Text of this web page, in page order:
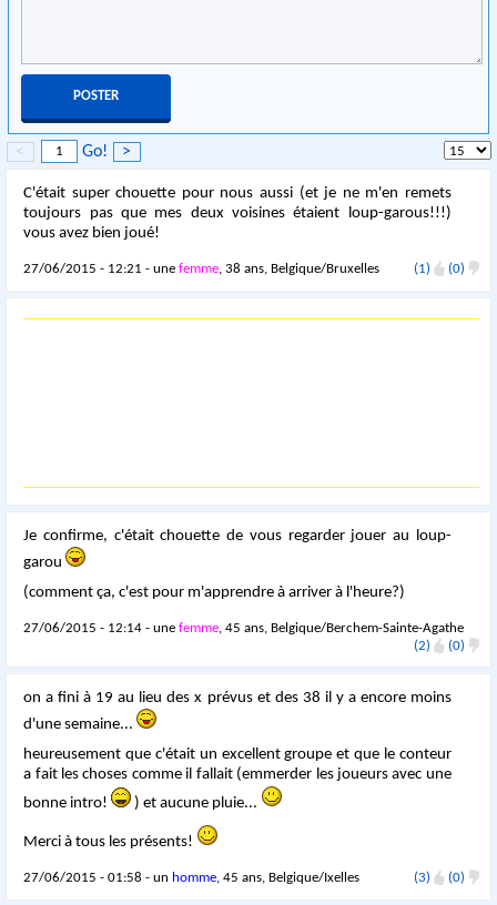
< Go! >
C'était super chouette pour nous aussi (et je ne m'en remets
toujours pas que mes deux voisines étaient loup-garous!!!)
vous avez bien joué!
27/06/2015 - 12:21 - unefemme, 38 ans, Belgique/Bruxelles (1) (0)
Je confirme, c'était chouette de vous regarder jouer au loup-
garou
(comment ça, c'est pour m'apprendre à arriver à l'heure?)
27/06/2015 - 12:14 - unefemme, 45 ans, Belgique/Berchem-Sainte-Agathe
(2)
(0)
on a fini à 19 au lieu des x prévus et des 38 il y a encore moins
d'une semaine...
heureusement que c'était un excellent groupe et que le conteur
a fait les choses comme il fallait (emmerder les joueurs avec une
bonne intro!
) et aucune pluie...
Merci à tous les présents!
27/06/2015 - 01:58 - un homme, 45 ans, Belgique/Ixelles (3) (0)